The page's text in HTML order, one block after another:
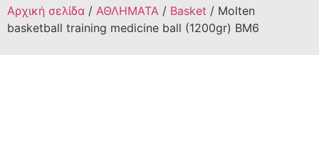
Αρχική σελίδα / ΑΘΛΗΜΑΤΑ / Basket / Molten
basketball training medicine ball (1200gr) BM6